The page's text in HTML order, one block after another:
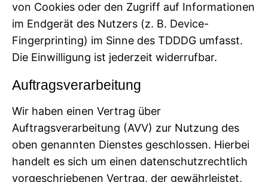
von Cookies oder den Zugriff auf Informationen
im Endgerät des Nutzers (z. B. Device-
Fingerprinting) im Sinne des TDDDG umfasst.
Die Einwilligung ist jederzeit widerrufbar.
Auftragsverarbeitung
Wir haben einen Vertrag über
Auftragsverarbeitung (AVV) zur Nutzung des
oben genannten Dienstes geschlossen. Hierbei
handelt es sich um einen datenschutzrechtlich
vorgeschriebenen Vertrag, der gewährleistet,